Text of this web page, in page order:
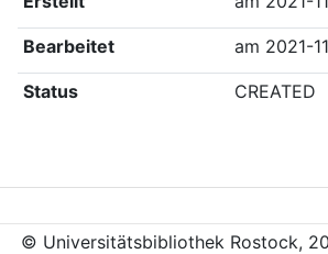
Bearbeitet am 2021-
Status CREATED
© Universitätsbibliothek Rostock,